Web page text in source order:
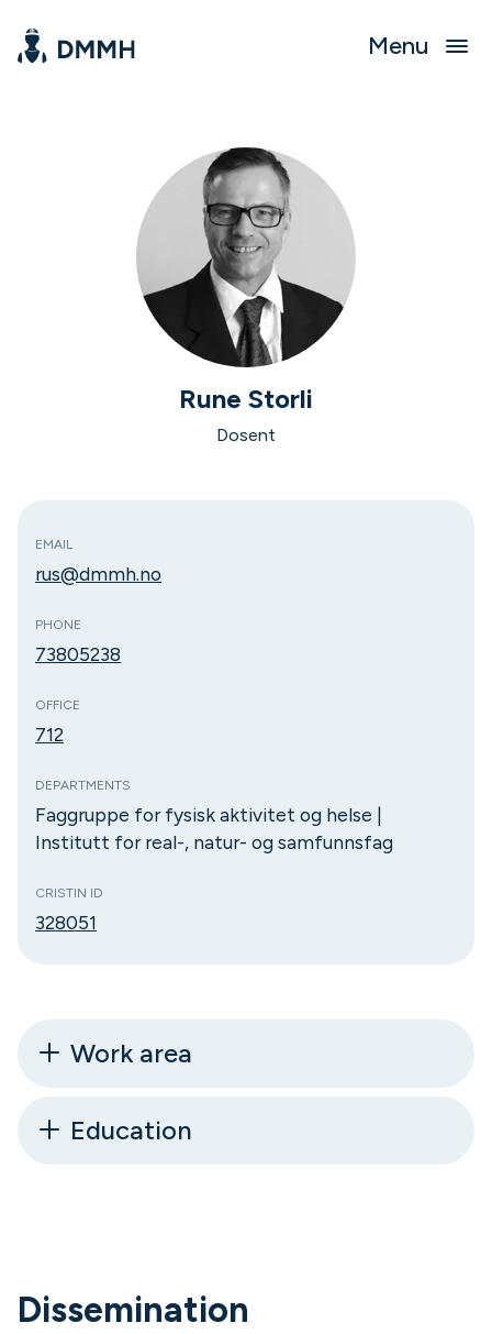
Menu
Rune Storli
Dosent
EMAIL
rus@dmmh.no
PHONE
73805238
OFFICE
712
DEPARTMENTS
Faggruppe for fysisk aktivitet og helse |
Institutt for real-, natur- og samfunnsfag
CRISTIN ID
328051
Work area
Education
Dissemination